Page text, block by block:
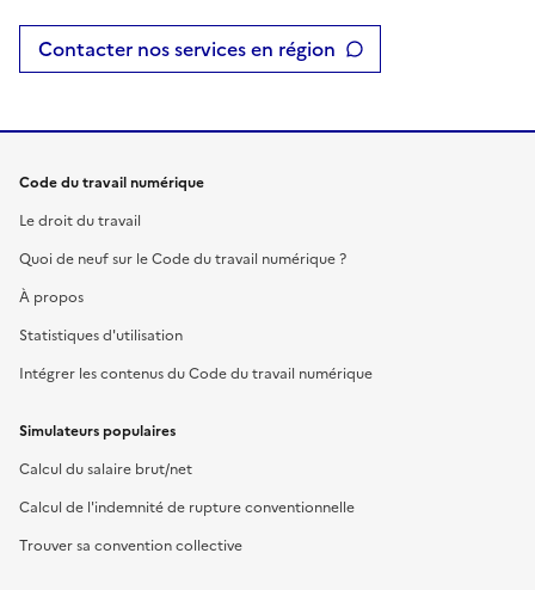
Contacter nos services en région
Code du travail numérique
Le droit du travail
Quoi de neuf sur le Code du travail numérique ?
À propos
Statistiques d'utilisation
Intégrer les contenus du Code du travail numérique
Simulateurs populaires
Calcul du salaire brut/net
Calcul de l'indemnité de rupture conventionnelle
Trouver sa convention collective